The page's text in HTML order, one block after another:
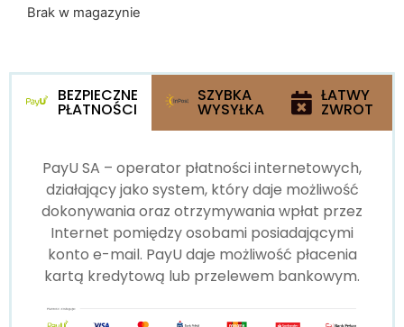
Brak w magazynie
BEZPIECZNE
PŁATNOŚCI
SZYBKA
WYSYŁKA
ŁATWY
ZWROT
PayU SA – operator płatności internetowych,
działający jako system, który daje możliwość
dokonywania oraz otrzymywania wpłat przez
Internet pomiędzy osobami posiadającymi
konto e-mail. PayU daje możliwość płacenia
kartą kredytową lub przelewem bankowym.